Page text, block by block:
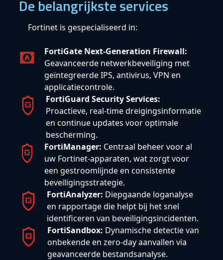
De belangrijkste services
Fortinet is gespecialiseerd in:
FortiGate Next-Generation Firewall:
Geavanceerde netwerkbeveiliging met
geïntegreerde IPS, antivirus, VPN en
applicatiecontrole.
FortiGuard Security Services:
Proactieve, real-time dreigingsinformatie
en continue updates voor optimale
bescherming.
FortiManager: Centraal beheer voor al
uw Fortinet-apparaten, wat zorgt voor
een gestroomlijnde en consistente
beveiligingsstrategie.
FortiAnalyzer: Diepgaande loganalyse
en rapportage die helpt bij het snel
identificeren van beveiligingsincidenten.
FortiSandbox: Dynamische detectie van
onbekende en zero-day aanvallen via
geavanceerde bestandsanalyse.